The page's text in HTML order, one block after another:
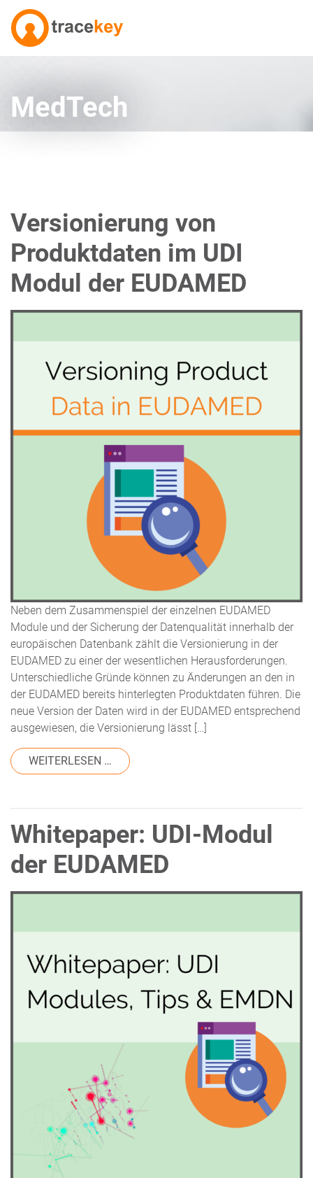
MedTech
Versionierung von
Produktdaten im UDI
Modul der EUDAMED
Neben dem Zusammenspiel der einzelnen EUDAMED
Module und der Sicherung der Datenqualität innerhalb der
europäischen Datenbank zählt die Versionierung in der
EUDAMED zu einer der wesentlichen Herausforderungen.
Unterschiedliche Gründe können zu Änderungen an den in
der EUDAMED bereits hinterlegten Produktdaten führen. Die
neue Version der Daten wird in der EUDAMED entsprechend
ausgewiesen, die Versionierung lässt […]
WEITERLESEN … FROM VERSIONIERUNG VON
Whitepaper: UDI-Modul
der EUDAMED